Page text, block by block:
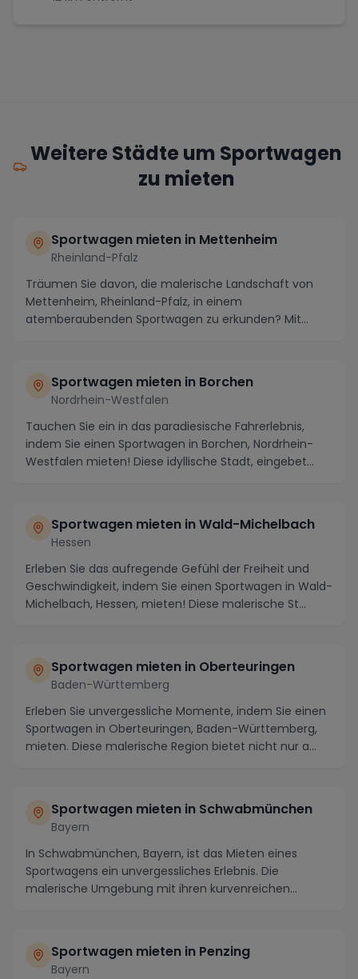
Weitere Städte um Sportwagen
zu mieten
Sportwagen mieten in Mettenheim
Rheinland-Pfalz
Träumen Sie davon, die malerische Landschaft von
Mettenheim, Rheinland-Pfalz, in einem
atemberaubenden Sportwagen zu erkunden? Mit
Sportwagen mieten in Borchen
Nordrhein-Westfalen
Tauchen Sie ein in das paradiesische Fahrerlebnis,
indem Sie einen Sportwagen in Borchen, Nordrhein-
Westfalen mieten! Diese idyllische Stadt, eingebet...
Sportwagen mieten in Wald-Michelbach
Hessen
Erleben Sie das aufregende Gefühl der Freiheit und
Geschwindigkeit, indem Sie einen Sportwagen in Wald-
Michelbach, Hessen, mieten! Diese malerische St...
Sportwagen mieten in Oberteuringen
Baden-Württemberg
Erleben Sie unvergessliche Momente, indem Sie einen
Sportwagen in Oberteuringen, Baden-Württemberg,
mieten. Diese malerische Region bietet nicht nur a...
Sportwagen mieten in Schwabmünchen
Bayern
In Schwabmünchen, Bayern, ist das Mieten eines
Sportwagens ein unvergessliches Erlebnis. Die
malerische Umgebung mit ihren kurvenreichen
Sportwagen mieten in Penzing
Bayern